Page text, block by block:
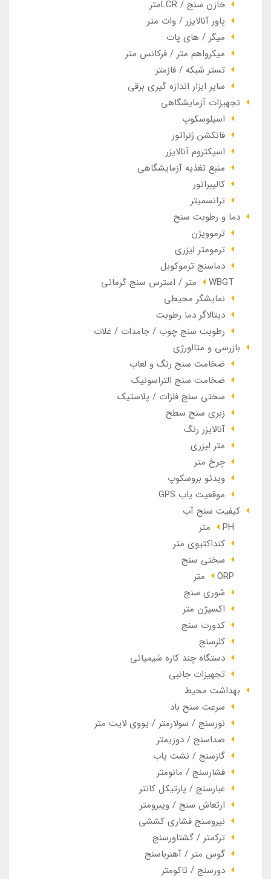
خازن سنج / LCRمتر
پاور آنالایزر / وات متر
میگر / های پات
میکرواهم متر / فرکانس متر
تستر شبکه / فازمتر
سایر ابزار اندازه گیری برقی
تجهیزات آزمایشگاهی
اسیلوسکوپ
فانکشن ژنراتور
اسپکتروم آنالایزر
منبع تغذیه آزمایشگاهی
کالیبراتور
ترانسمیتر
دما و رطوبت سنج
ترموویژن
ترمومتر لیزری
دماسنج ترموکوبل
WBGT متر / استرس سنج گرمائی
نمایشگر محیطی
دیتالاگر دما رطوبت
رطوبت سنج چوب / جامدات / غلات
بازرسی و متالورژی
ضخامت سنج رنگ و لعاب
ضخامت سنج التراسونیک
سختی سنج فلزات / پلاستیک
زبری سنج سطح
آنالایزر رنگ
متر لیزری
چرخ متر
ویدئو بروسکوپ
موقعیت یاب GPS
کیفیت سنج آب
PH متر
کنداکتیوی متر
سختی سنج
ORP متر
شوری سنج
اکسیژن متر
کدورت سنج
کلرسنج
دستگاه چند کاره شیمیائی
تجهیزات جانبی
بهداشت محیط
سرعت سنج باد
نورسنج / سولارمتر / یووی لایت متر
صداسنج / دوزیمتر
گازسنج / نشت یاب
فشارسنج / مانومتر
غبارسنج / پارتیکل کانتر
ارتعاش سنج / ویبرومتر
نیروسنج فشاری کششی
ترکمتر / گشتاورسنج
گوس متر / آهنرباسنج
دورسنج / تاکومتر